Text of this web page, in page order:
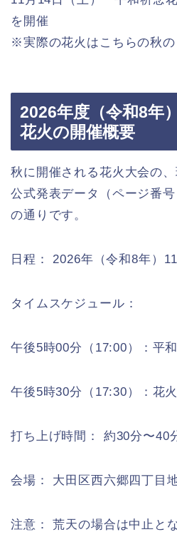
を開催
※実際の花火はこちらの秋の
2026年度（令和8年
花火の開催概要
秋に開催される花火大会の
公式発表データ（ページ番
の通りです。
日程： 2026年（令和8年）
タイムスケジュール：
午後5時00分（17:00）：平
午後5時30分（17:30）：花
打ち上げ時間： 約30分〜40
会場： 大田区西六郷四丁目
注意： 荒天の場合は中止と